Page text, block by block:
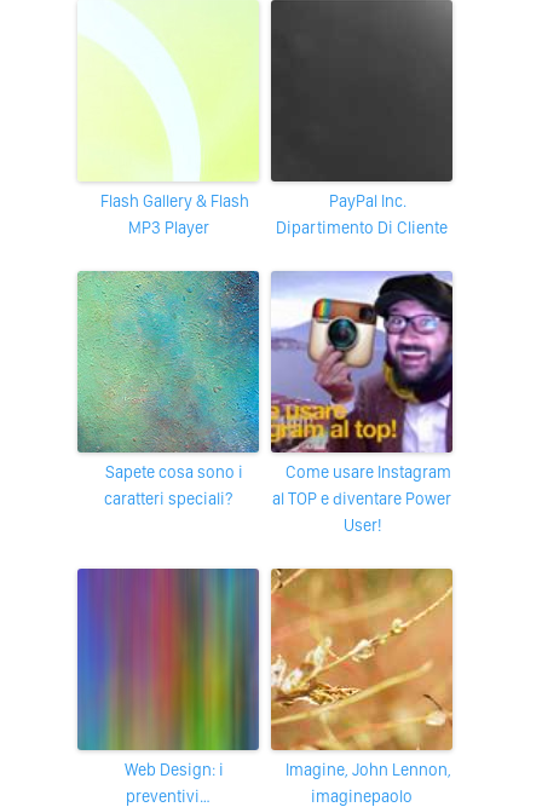
Flash Gallery & Flash
MP3 Player
PayPal Inc.
Dipartimento Di Cliente
Sapete cosa sono i
caratteri speciali?
Come usare Instagram
al TOP e diventare Power
User!
Web Design: i
preventivi…
imagine, John Lennon,
imaginepaolo